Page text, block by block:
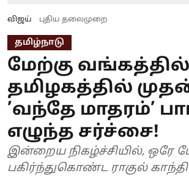
விஜய் புதிய தலைமுறை
தமிழ்நாடு
மேற்கு வங்கத்தில்
தமிழகத்தில்
’வந்தே மாதரம்’
எழுந்த சர்ச்சை!
இன்றைய நிகழ்ச்சியில், ஒரே
பகிர்ந்துகொண்ட ராகுல்